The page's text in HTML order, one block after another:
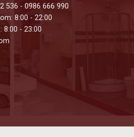
536 - 0986 666 990
8:00 - 22:00
8:00 - 23:00